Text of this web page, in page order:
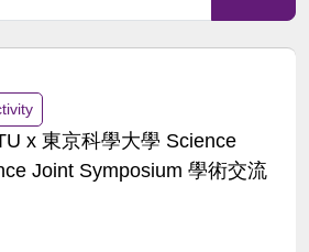
x 東京科學大學 Science
Joint Symposium 學術交流